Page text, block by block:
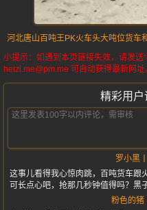
河北唐山 百吨王PK火车头大吨位货车
小提示：如遇到本页链接失效，请发送
heizi.me@pm.me 可自动获得最新网址
精彩用户
罗小黑
这事儿看得我心惊肉跳，百吨货车跟
可长点心吧，抢那几秒钟值得吗？黑
粉色的猪